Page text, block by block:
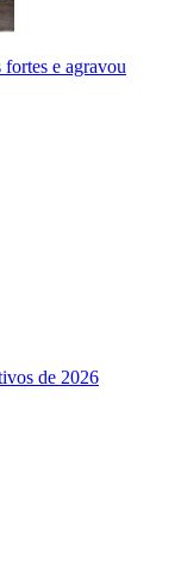
e agravou
de 2026